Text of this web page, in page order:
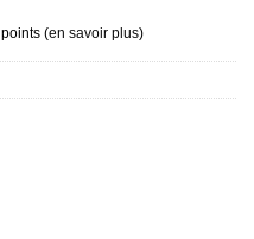
(en savoir plus)